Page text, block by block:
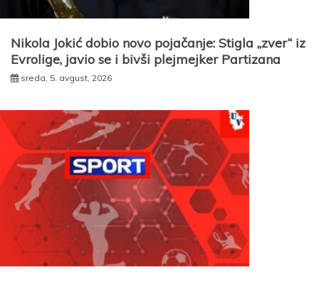
Nikola Jokić dobio novo pojačanje: Stigla „zver“ iz
Evrolige, javio se i bivši plejmejker Partizana
sreda, 5. avgust, 2026